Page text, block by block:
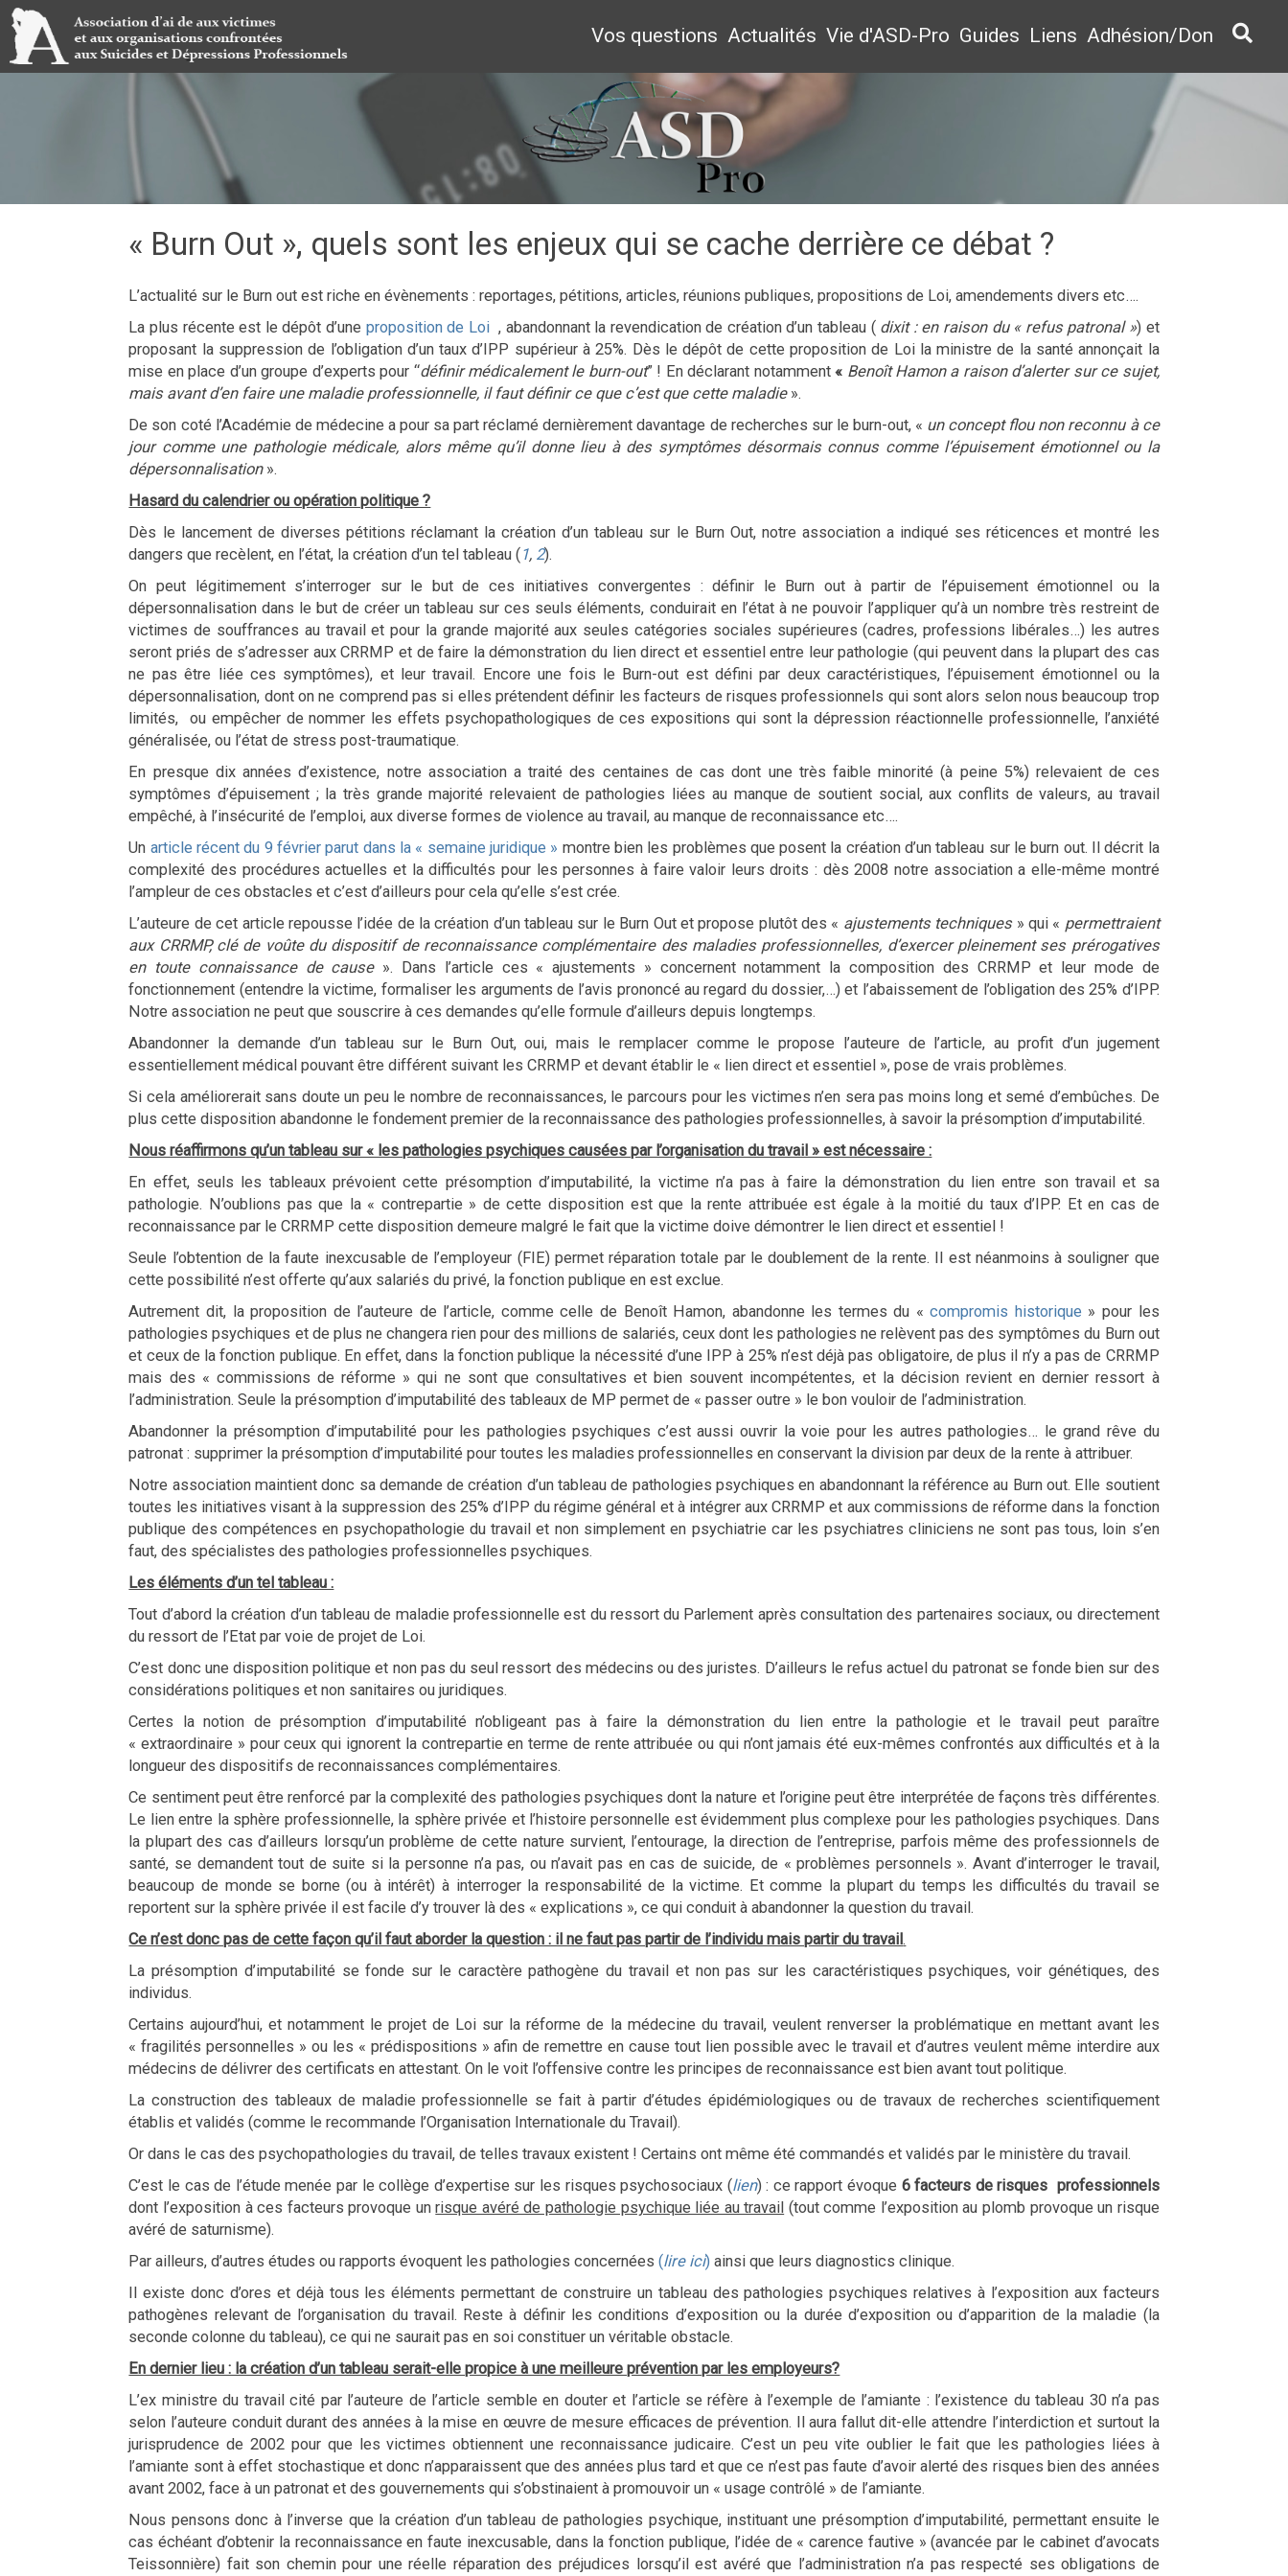
Vos questions Actualités Vie d'ASD-Pro Guides Liens Adhésion/Don
« Burn Out », quels sont les enjeux qui se cache derrière ce débat ?
L’actualité sur le Burn out est riche en évènements : reportages, pétitions, articles, réunions publiques, propositions de Loi, amendements divers etc….
La plus récente est le dépôt d’une proposition de Loi , abandonnant la revendication de création d’un tableau ( dixit : en raison du « refus patronal ») et
proposant la suppression de l’obligation d’un taux d’IPP supérieur à 25%. Dès le dépôt de cette proposition de Loi la ministre de la santé annonçait la
mise en place d’un groupe d’experts pour “définir médicalement le burn-out” ! En déclarant notamment« Benoît Hamon a raison d’alerter sur ce sujet,
mais avant d’en faire une maladie professionnelle, il faut définir ce que c’est que cette maladie».
De son coté l’Académie de médecine a pour sa part réclamé dernièrement davantage de recherches sur le burn-out, « un concept flou non reconnu à ce
jour comme une pathologie médicale, alors même qu’il donne lieu à des symptômes désormais connus comme l’épuisement émotionnel ou la
dépersonnalisation ».
Hasard du calendrier ou opération politique ?
Dès le lancement de diverses pétitions réclamant la création d’un tableau sur le Burn Out, notre association a indiqué ses réticences et montré les
dangers que recèlent, en l’état, la création d’un tel tableau (1, 2).
On peut légitimement s’interroger sur le but de ces initiatives convergentes : définir le Burn out à partir de l’épuisement émotionnel ou la
dépersonnalisation dans le but de créer un tableau sur ces seuls éléments, conduirait en l’état à ne pouvoir l’appliquer qu’à un nombre très restreint de
victimes de souffrances au travail et pour la grande majorité aux seules catégories sociales supérieures (cadres, professions libérales…) les autres
seront priés de s’adresser aux CRRMP et de faire la démonstration du lien direct et essentiel entre leur pathologie (qui peuvent dans la plupart des cas
ne pas être liée ces symptômes), et leur travail. Encore une fois le Burn-out est défini par deux caractéristiques, l’épuisement émotionnel ou la
dépersonnalisation, dont on ne comprend pas si elles prétendent définir les facteurs de risques professionnels qui sont alors selon nous beaucoup trop
limités, ou empêcher de nommer les effets psychopathologiques de ces expositions qui sont la dépression réactionnelle professionnelle, l’anxiété
généralisée, ou l’état de stress post-traumatique.
En presque dix années d’existence, notre association a traité des centaines de cas dont une très faible minorité (à peine 5%) relevaient de ces
symptômes d’épuisement ; la très grande majorité relevaient de pathologies liées au manque de soutient social, aux conflits de valeurs, au travail
empêché, à l’insécurité de l’emploi, aux diverse formes de violence au travail, au manque de reconnaissance etc….
Un article récent du 9 février parut dans la « semaine juridique » montre bien les problèmes que posent la création d’un tableau sur le burn out. Il décrit la
complexité des procédures actuelles et la difficultés pour les personnes à faire valoir leurs droits : dès 2008 notre association a elle-même montré
l’ampleur de ces obstacles et c’est d’ailleurs pour cela qu’elle s’est crée.
L’auteure de cet article repousse l’idée de la création d’un tableau sur le Burn Out et propose plutôt des « ajustements techniques » qui « permettraient
aux CRRMP, clé de voûte du dispositif de reconnaissance complémentaire des maladies professionnelles, d’exercer pleinement ses prérogatives
en toute connaissance de cause ». Dans l’article ces « ajustements » concernent notamment la composition des CRRMP et leur mode de
fonctionnement (entendre la victime, formaliser les arguments de l’avis prononcé au regard du dossier,…) et l’abaissement de l’obligation des 25% d’IPP.
Notre association ne peut que souscrire à ces demandes qu’elle formule d’ailleurs depuis longtemps.
Abandonner la demande d’un tableau sur le Burn Out, oui, mais le remplacer comme le propose l’auteure de l’article, au profit d’un jugement
essentiellement médical pouvant être différent suivant les CRRMP et devant établir le « lien direct et essentiel », pose de vrais problèmes.
Si cela améliorerait sans doute un peu le nombre de reconnaissances, le parcours pour les victimes n’en sera pas moins long et semé d’embûches. De
plus cette disposition abandonne le fondement premier de la reconnaissance des pathologies professionnelles, à savoir la présomption d’imputabilité.
Nous réaffirmons qu’un tableau sur « les pathologies psychiques causées par l’organisation du travail » est nécessaire :
En effet, seuls les tableaux prévoient cette présomption d’imputabilité, la victime n’a pas à faire la démonstration du lien entre son travail et sa
pathologie. N’oublions pas que la « contrepartie » de cette disposition est que la rente attribuée est égale à la moitié du taux d’IPP. Et en cas de
reconnaissance par le CRRMP cette disposition demeure malgré le fait que la victime doive démontrer le lien direct et essentiel !
Seule l’obtention de la faute inexcusable de l’employeur (FIE) permet réparation totale par le doublement de la rente. Il est néanmoins à souligner que
cette possibilité n’est offerte qu’aux salariés du privé, la fonction publique en est exclue.
Autrement dit, la proposition de l’auteure de l’article, comme celle de Benoît Hamon, abandonne les termes du « compromis historique » pour les
pathologies psychiques et de plus ne changera rien pour des millions de salariés, ceux dont les pathologies ne relèvent pas des symptômes du Burn out
et ceux de la fonction publique. En effet, dans la fonction publique la nécessité d’une IPP à 25% n’est déjà pas obligatoire, de plus il n’y a pas de CRRMP
mais des « commissions de réforme » qui ne sont que consultatives et bien souvent incompétentes, et la décision revient en dernier ressort à
l’administration. Seule la présomption d’imputabilité des tableaux de MP permet de « passer outre » le bon vouloir de l’administration.
Abandonner la présomption d’imputabilité pour les pathologies psychiques c’est aussi ouvrir la voie pour les autres pathologies… le grand rêve du
patronat : supprimer la présomption d’imputabilité pour toutes les maladies professionnelles en conservant la division par deux de la rente à attribuer.
Notre association maintient donc sa demande de création d’un tableau de pathologies psychiques en abandonnant la référence au Burn out. Elle soutient
toutes les initiatives visant à la suppression des 25% d’IPP du régime général et à intégrer aux CRRMP et aux commissions de réforme dans la fonction
publique des compétences en psychopathologie du travail et non simplement en psychiatrie car les psychiatres cliniciens ne sont pas tous, loin s’en
faut, des spécialistes des pathologies professionnelles psychiques.
Les éléments d’un tel tableau :
Tout d’abord la création d’un tableau de maladie professionnelle est du ressort du Parlement après consultation des partenaires sociaux, ou directement
du ressort de l’Etat par voie de projet de Loi.
C’est donc une disposition politique et non pas du seul ressort des médecins ou des juristes. D’ailleurs le refus actuel du patronat se fonde bien sur des
considérations politiques et non sanitaires ou juridiques.
Certes la notion de présomption d’imputabilité n’obligeant pas à faire la démonstration du lien entre la pathologie et le travail peut paraître
« extraordinaire » pour ceux qui ignorent la contrepartie en terme de rente attribuée ou qui n’ont jamais été eux-mêmes confrontés aux difficultés et à la
longueur des dispositifs de reconnaissances complémentaires.
Ce sentiment peut être renforcé par la complexité des pathologies psychiques dont la nature et l’origine peut être interprétée de façons très différentes.
Le lien entre la sphère professionnelle, la sphère privée et l’histoire personnelle est évidemment plus complexe pour les pathologies psychiques. Dans
la plupart des cas d’ailleurs lorsqu’un problème de cette nature survient, l’entourage, la direction de l’entreprise, parfois même des professionnels de
santé, se demandent tout de suite si la personne n’a pas, ou n’avait pas en cas de suicide, de « problèmes personnels ». Avant d’interroger le travail,
beaucoup de monde se borne (ou à intérêt) à interroger la responsabilité de la victime. Et comme la plupart du temps les difficultés du travail se
reportent sur la sphère privée il est facile d’y trouver là des « explications », ce qui conduit à abandonner la question du travail.
Ce n’est donc pas de cette façon qu’il faut aborder la question : il ne faut pas partir de l’individu mais partir du travail.
La présomption d’imputabilité se fonde sur le caractère pathogène du travail et non pas sur les caractéristiques psychiques, voir génétiques, des
individus.
Certains aujourd’hui, et notamment le projet de Loi sur la réforme de la médecine du travail, veulent renverser la problématique en mettant avant les
« fragilités personnelles » ou les « prédispositions » afin de remettre en cause tout lien possible avec le travail et d’autres veulent même interdire aux
médecins de délivrer des certificats en attestant. On le voit l’offensive contre les principes de reconnaissance est bien avant tout politique.
La construction des tableaux de maladie professionnelle se fait à partir d’études épidémiologiques ou de travaux de recherches scientifiquement
établis et validés (comme le recommande l’Organisation Internationale du Travail).
Or dans le cas des psychopathologies du travail, de telles travaux existent ! Certains ont même été commandés et validés par le ministère du travail.
C’est le cas de l’étude menée par le collège d’expertise sur les risques psychosociaux (lien) : ce rapport évoque 6 facteurs de risques professionnels
dont l’exposition à ces facteurs provoque unrisque avéré de pathologie psychique liée au travail (tout comme l’exposition au plomb provoque un risque
avéré de saturnisme).
Par ailleurs, d’autres études ou rapports évoquent les pathologies concernées(lire ici) ainsi que leurs diagnostics clinique.
Il existe donc d’ores et déjà tous les éléments permettant de construire un tableau des pathologies psychiques relatives à l’exposition aux facteurs
pathogènes relevant de l’organisation du travail. Reste à définir les conditions d’exposition ou la durée d’exposition ou d’apparition de la maladie (la
seconde colonne du tableau), ce qui ne saurait pas en soi constituer un véritable obstacle.
En dernier lieu : la création d’un tableau serait-elle propice à une meilleure prévention par les employeurs?
L’ex ministre du travail cité par l’auteure de l’article semble en douter et l’article se réfère à l’exemple de l’amiante : l’existence du tableau 30 n’a pas
selon l’auteure conduit durant des années à la mise en œuvre de mesure efficaces de prévention. Il aura fallut dit-elle attendre l’interdiction et surtout la
jurisprudence de 2002 pour que les victimes obtiennent une reconnaissance judicaire. C’est un peu vite oublier le fait que les pathologies liées à
l’amiante sont à effet stochastique et donc n’apparaissent que des années plus tard et que ce n’est pas faute d’avoir alerté des risques bien des années
avant 2002, face à un patronat et des gouvernements qui s’obstinaient à promouvoir un « usage contrôlé » de l’amiante.
Nous pensons donc à l’inverse que la création d’un tableau de pathologies psychique, instituant une présomption d’imputabilité, permettant ensuite le
cas échéant d’obtenir la reconnaissance en faute inexcusable, dans la fonction publique, l’idée de « carence fautive » (avancée par le cabinet d’avocats
Teissonnière) fait son chemin pour une réelle réparation des préjudices lorsqu’il est avéré que l’administration n’a pas respecté ses obligations de